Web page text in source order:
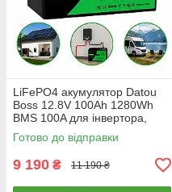
LiFePO4 акумулятор Datou
Boss 12.8V 100Ah 1280Wh
BMS 100A для інвертора,
сонячної електростанції, UPS
(ДБЖ) та резервного
Готово до відправки
9 190 ₴ 11 190 ₴